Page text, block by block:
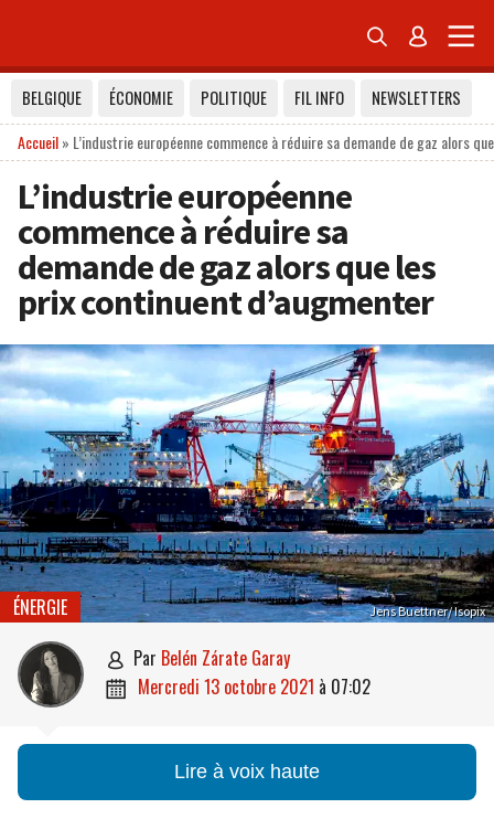
 
BELGIQUE ÉCONOMIE POLITIQUE FIL INFO
NEWSLETTERS
Accueil» L’industrie européenne commence à réduire sa demande de gaz alors
L’industrie européenne
commence à réduire sa
demande de gaz alors que les
prix continuent d’augmenter
Jens Buettner/ Isopix
ÉNERGIE
 par Belén Zárate Garay
 mercredi 13 octobre 2021 à 07:02
Lire à voix haute